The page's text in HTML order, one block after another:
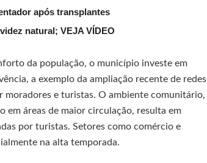
após transplantes
natural; VEJA VÍDEO
da população, o município investe em
a exemplo da ampliação recente de redes
moradores e turistas. O ambiente comunitário,
em áreas de maior circulação, resulta em
por turistas. Setores como comércio e
na alta temporada.